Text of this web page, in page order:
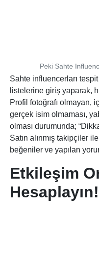
Peki Sahte
Sahte influencerları
listelerine giriş yaparak,
Profil fotoğrafı olmayan,
gerçek isim olmaması,
olması durumunda;
Satın alınmış takipçiler
beğeniler ve yapılan
Etkileşim
Hesaplayın!